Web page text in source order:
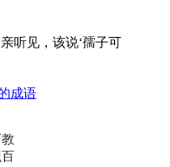
听见，该说‘孺子可
成语